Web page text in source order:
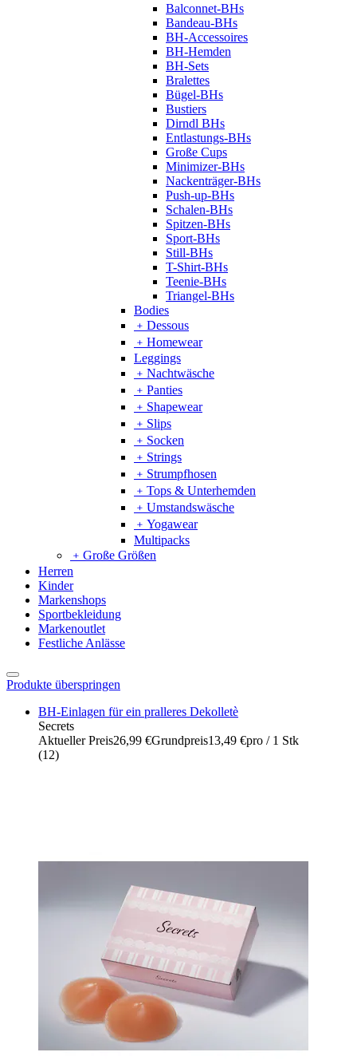
Balconnet-BHs
Bandeau-BHs
BH-Accessoires
BH-Hemden
BH-Sets
Bralettes
Bügel-BHs
Bustiers
Dirndl BHs
Entlastungs-BHs
Große Cups
Minimizer-BHs
Nackenträger-BHs
Push-up-BHs
Schalen-BHs
Spitzen-BHs
Sport-BHs
Still-BHs
T-Shirt-BHs
Teenie-BHs
Triangel-BHs
Bodies
﹢ Dessous
﹢ Homewear
Leggings
﹢ Nachtwäsche
﹢ Panties
﹢ Shapewear
﹢ Slips
﹢ Socken
﹢ Strings
﹢ Strumpfhosen
﹢ Tops & Unterhemden
﹢ Umstandswäsche
﹢ Yogawear
Multipacks
﹢ Große Größen
Herren
Kinder
Markenshops
Sportbekleidung
Markenoutlet
Festliche Anlässe
Produkte überspringen
BH-Einlagen für ein pralleres Dekolletè
Secrets
Aktueller Preis26,99 €Grundpreis13,49 €pro / 1 Stk
(12)